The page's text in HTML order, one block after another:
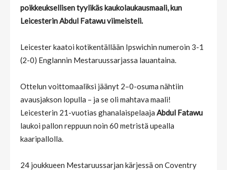
poikkeuksellisen tyylikäs kaukolaukausmaali, kun
Leicesterin Abdul Fatawu viimeisteli.
Leicester kaatoi kotikentällään Ipswichin numeroin 3-1
(2-0) Englannin Mestaruussarjassa lauantaina.
Ottelun voittomaaliksi jäänyt 2–0-osuma nähtiin
avausjakson lopulla – ja se oli mahtava maali!
Leicesterin 21-vuotias ghanalaispelaaja Abdul Fatawu
laukoi pallon reppuun noin 60 metristä upealla
kaaripallolla.
24 joukkueen Mestaruussarjan kärjessä on Coventry